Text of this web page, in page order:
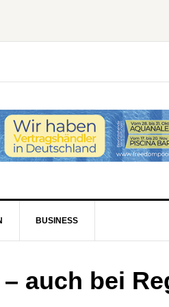
BUSINESS
auch bei